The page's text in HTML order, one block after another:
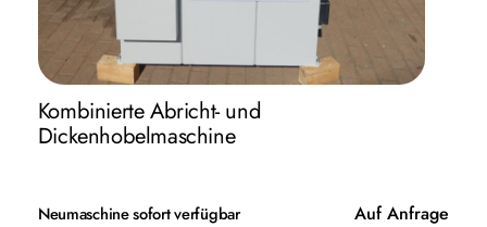
Kombinierte Abricht- und
Dickenhobelmaschine
Neumaschine sofort verfügbar Auf Anfrage